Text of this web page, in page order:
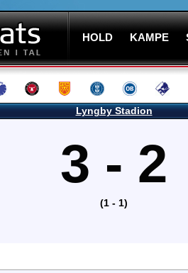
HOLD KAMPE
Lyngby Stadion
3 - 2
(1 - 1)